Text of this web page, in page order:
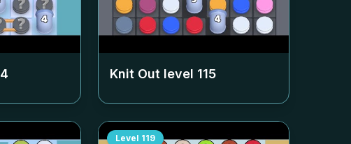
Knit Out level 115
Level 119